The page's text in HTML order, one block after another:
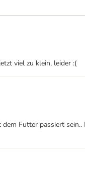
viel zu klein, leider :(
Futter passiert